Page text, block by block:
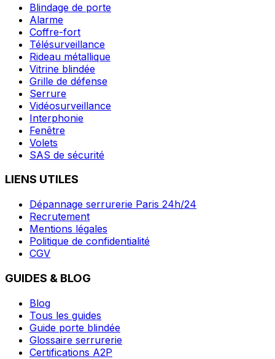
Blindage de porte
Alarme
Coffre-fort
Télésurveillance
Rideau métallique
Vitrine blindée
Grille de défense
Serrure
Vidéosurveillance
Interphonie
Fenêtre
Volets
SAS de sécurité
LIENS UTILES
Dépannage serrurerie Paris 24h/24
Recrutement
Mentions légales
Politique de confidentialité
CGV
GUIDES & BLOG
Blog
Tous les guides
Guide porte blindée
Glossaire serrurerie
Certifications A2P